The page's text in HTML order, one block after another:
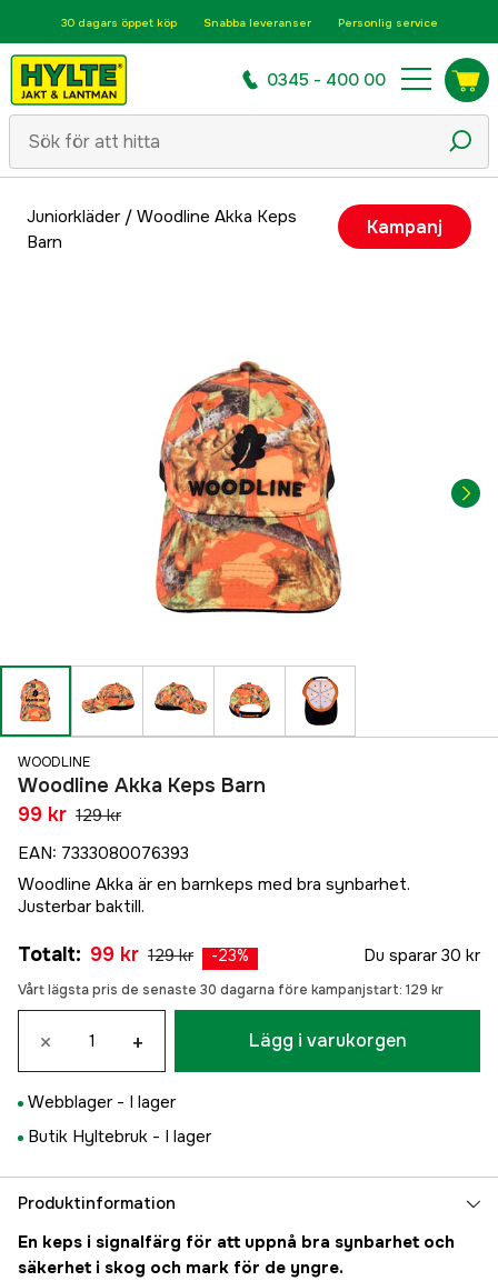
30 dagars öppet köp Snabba leveranser Personlig service
0345 - 400 00
Juniorkläder/ Woodline Akka Keps
Barn
Kampanj
WOODLINE
Woodline Akka Keps Barn
99 kr 129 kr
EAN: 7333080076393
Woodline Akka är en barnkeps med bra synbarhet.
Justerbar baktill.
Totalt: 99 kr 129 kr -23% Du sparar 30 kr
Vårt lägsta pris de senaste 30 dagarna före kampanjstart: 129 kr
× + Lägg i varukorgen
Webblager - I lager
Butik Hyltebruk - I lager
Produktinformation
En keps i signalfärg för att uppnå bra synbarhet och
säkerhet i skog och mark för de yngre.